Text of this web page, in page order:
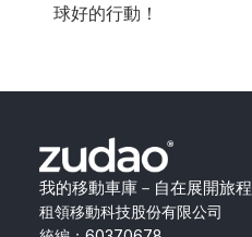
球好的行動！
我的移動車庫－自在展開旅程
租領移動科技股份有限公司